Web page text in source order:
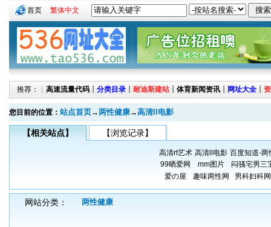
首页 繁体中文
推荐：┊ 高速流量代码 ┊ 分类目录 ┊ 耐迪斯建站 ┊ 体育新闻资讯 ┊ 网址大全 ┊
您目前的位置： 站点首页→两性健康→高清ll电影
【相关站点】 【浏览记录】
高清rt艺术 高清ll电影 百度知道-两
99晒爱网
mm图片
闷骚宅男三
爱の屋
趣味两性网 男科妇科网
网站分类： 两性健康